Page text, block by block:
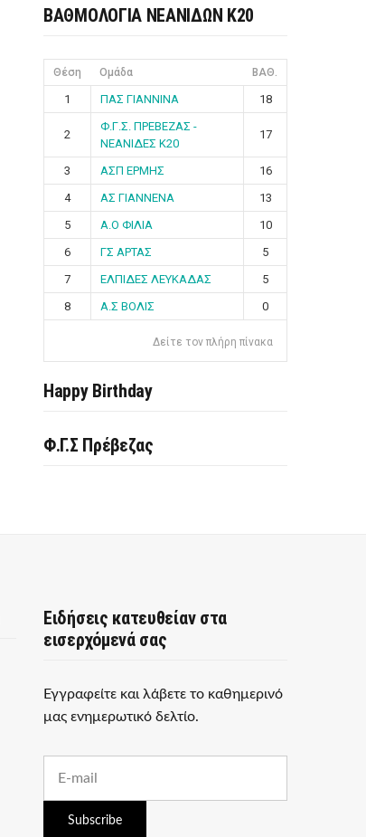
ΒΑΘΜΟΛΟΓΙΑ ΝΕΑΝΙΔΩΝ Κ20
Θέση Ομάδα ΒΑΘ.
1 ΠΑΣ ΓΙΑΝΝΙΝΑ 18
2
Φ.Γ.Σ. ΠΡΕΒΕΖΑΣ -
ΝΕΑΝΙΔΕΣ Κ20
17
3 ΑΣΠ ΕΡΜΗΣ
16
4
ΑΣ ΓΙΑΝΝΕΝΑ
13
5
Α.Ο ΦΙΛΙΑ
10
6
ΓΣ ΑΡΤΑΣ
5
7
ΕΛΠΙΔΕΣ ΛΕΥΚΑΔΑΣ
5
8
Α.Σ ΒΟΛΙΣ 0
Δείτε τον πλήρη πίνακα
Happy Birthday
Φ.Γ.Σ Πρέβεζας
Ειδήσεις κατευθείαν στα
εισερχόμενά σας
Εγγραφείτε και λάβετε το καθημερινό
μας ενημερωτικό δελτίο.
a
Subscribe